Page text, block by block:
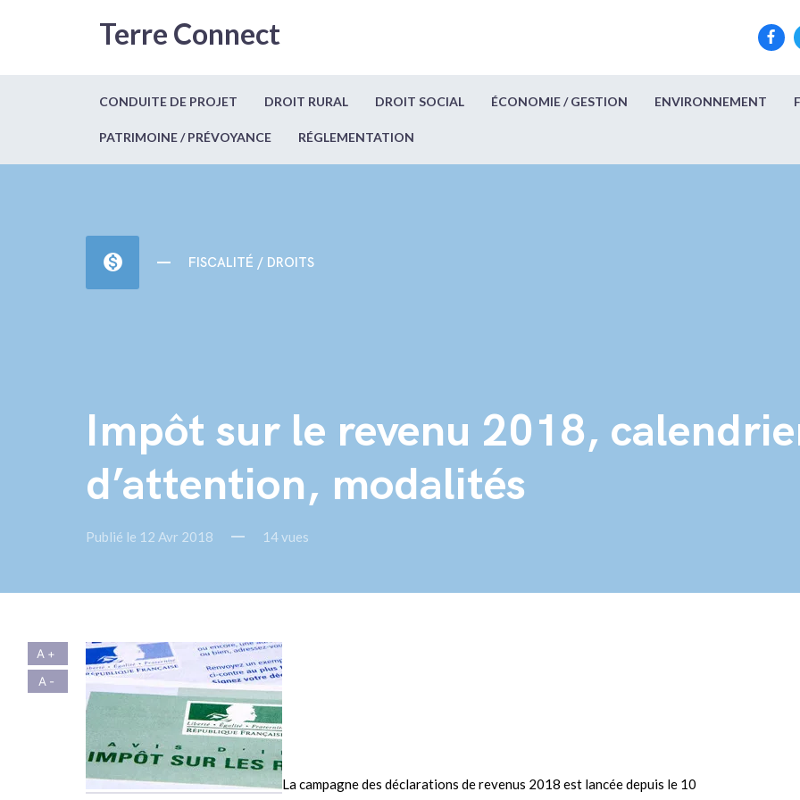
Terre Connect
CONDUITE DE PROJET DROIT RURAL DROIT SOCIAL ÉCONOMIE / GESTION ENVIRONNEMENT
PATRIMOINE / PRÉVOYANCE RÉGLEMENTATION
monetization_on FISCALITÉ / DROITS
Impôt sur le revenu 2018,
d’attention, modalités
Publié le 12 Avr 2018 14 vues
La campagne des déclarations de revenus 2018 est lancée depuis le 10